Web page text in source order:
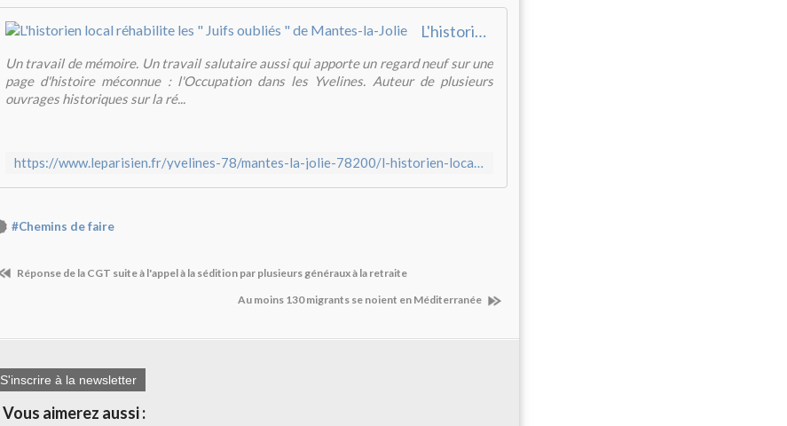
L'historien local réhabilite les " Juifs oubliés " de Mantes-la-Jolie
Un travail de mémoire. Un travail salutaire aussi qui apporte un regard neuf sur une
page d'histoire méconnue : l'Occupation dans les Yvelines. Auteur de plusieurs
ouvrages historiques sur la ré...
https://www.leparisien.fr/yvelines-78/mantes-la-jolie-78200/l-historien-local-rehabilite-les-juifs-oublies-de-mantes-la-jolie-08-11-2017-7380006.php
#Chemins de faire
Réponse de la CGT suite à l'appel à la sédition par plusieurs généraux à la retraite
Au moins 130 migrants se noient en Méditerranée
S'inscrire à la newsletter
Vous aimerez aussi :